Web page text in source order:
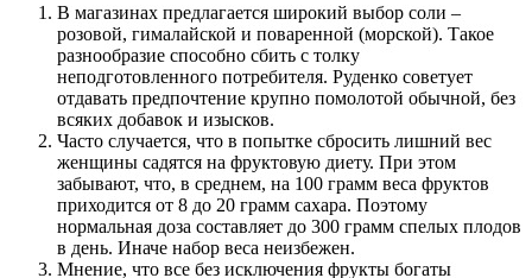
В магазинах предлагается широкий выбор соли –
розовой, гималайской и поваренной (морской). Такое
разнообразие способно сбить с толку
неподготовленного потребителя. Руденко советует
отдавать предпочтение крупно помолотой обычной, без
всяких добавок и изысков.
Часто случается, что в попытке сбросить лишний вес
женщины садятся на фруктовую диету. При этом
забывают, что, в среднем, на 100 грамм веса фруктов
приходится от 8 до 20 грамм сахара. Поэтому
нормальная доза составляет до 300 грамм спелых плодов
в день. Иначе набор веса неизбежен.
Мнение, что все без исключения фрукты богаты